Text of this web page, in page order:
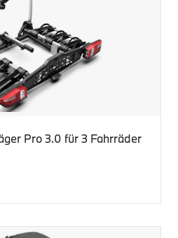
Pro 3.0 für 3 Fahrräder